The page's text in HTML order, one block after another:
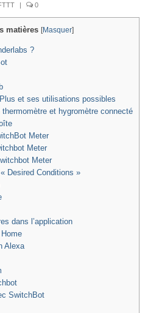
| 0
matières [Masquer]
?
et ses utilisations possibles
et hygromètre connecté
Meter
Meter
Meter
Desired Conditions »
dans l’application
Alexa
SwitchBot